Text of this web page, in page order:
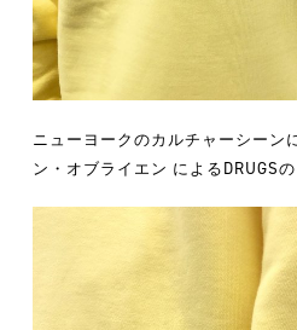
ニューヨークのカルチャーシーン
ン・オブライエン によるDRUGSの